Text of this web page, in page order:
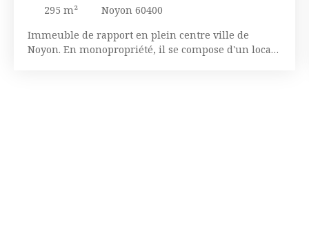
295 m²
Noyon 60400
Immeuble de rapport en plein centre ville de
Noyon. En monopropriété, il se compose d'un local